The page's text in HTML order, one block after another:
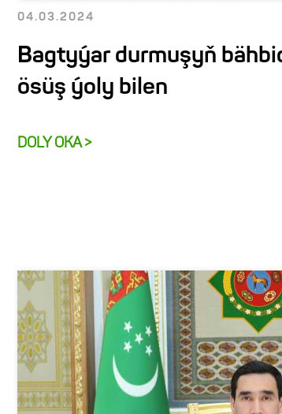
04.03.2024
Bagtyýar durmuşyň
ösüş ýoly bilen
DOLY OKA >